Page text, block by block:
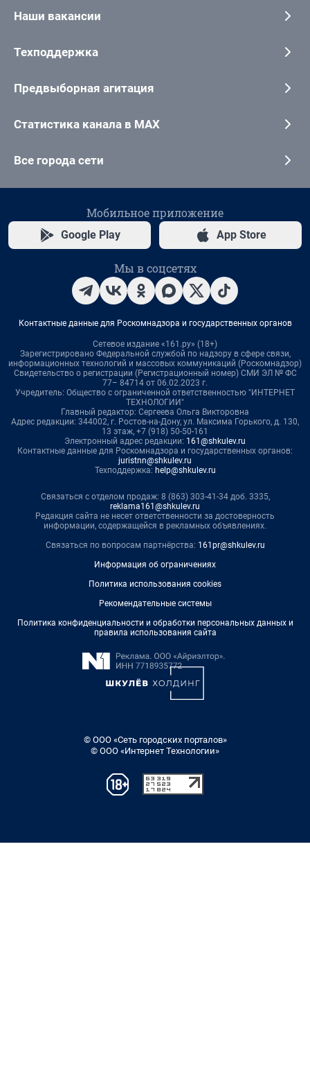
Наши вакансии
Техподдержка
Предвыборная агитация
Статистика канала в MAX
Все города сети
Мобильное приложение
Google Play App Store
Мы в соцсетях
Контактные данные для Роскомнадзора и государственных органов
Сетевое издание «161.ру» (18+)
Зарегистрировано Федеральной службой по надзору в сфере связи,
информационных технологий и массовых коммуникаций (Роскомнадзор)
Свидетельство о регистрации (Регистрационный номер) СМИ ЭЛ № ФС
77– 84714 от 06.02.2023 г.
Учредитель: Общество с ограниченной ответственностью "ИНТЕРНЕТ
ТЕХНОЛОГИИ"
Главный редактор: Сергеева Ольга Викторовна
Адрес редакции: 344002, г. Ростов-на-Дону, ул. Максима Горького, д. 130,
13 этаж, +7 (918) 50-50-161
Электронный адрес редакции: 161@shkulev.ru
Контактные данные для Роскомнадзора и государственных органов:
juristnn@shkulev.ru
Техподдержка: help@shkulev.ru
Связаться с отделом продаж: 8 (863) 303-41-34 доб. 3335,
reklama161@shkulev.ru
Редакция сайта не несет ответственности за достоверность
информации, содержащейся в рекламных объявлениях.
Связаться по вопросам партнёрства: 161pr@shkulev.ru
Информация об ограничениях
Политика использования cookies
Рекомендательные системы
Политика конфиденциальности и обработки персональных данных и
правила использования сайта
© ООО «Сеть городских порталов»
© ООО «Интернет Технологии»